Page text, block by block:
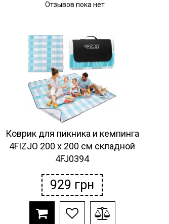
Отзывов пока нет
Коврик для пикника и кемпинга
4FIZJO 200 x 200 см складной
4FJ0394
929 грн